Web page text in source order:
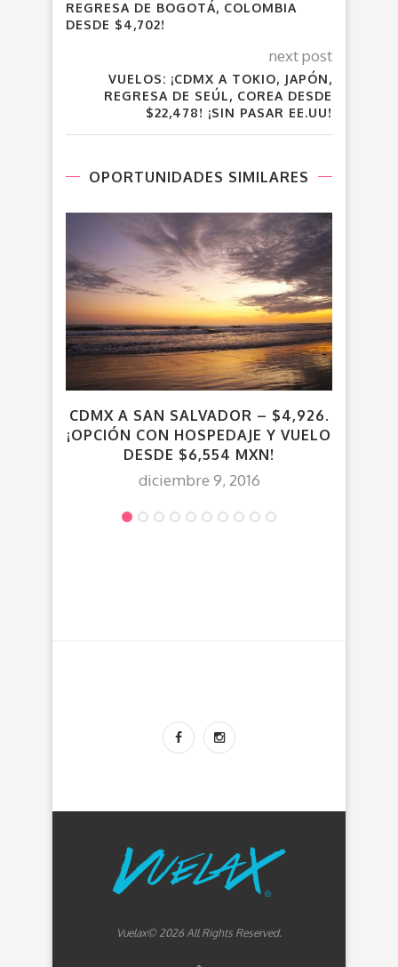
REGRESA DE BOGOTÁ, COLOMBIA
DESDE $4,702!
next post
VUELOS: ¡CDMX A TOKIO, JAPÓN,
REGRESA DE SEÚL, COREA DESDE
$22,478! ¡SIN PASAR EE.UU!
OPORTUNIDADES SIMILARES
CDMX A SAN SALVADOR – $4,926.
¡OPCIÓN CON HOSPEDAJE Y VUELO
DESDE $6,554 MXN!
diciembre 9, 2016
Vuelax© 2026 All Rights Reserved.